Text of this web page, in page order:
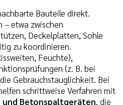
Bauteile direkt.
– etwa zwischen
Deckelplatten, Sohle
zu koordinieren.
Feuchte),
(z. B. bei
Gebrauchstauglichkeit. Bei
schrittweise Verfahren mit
und Betonspaltgeräten, die